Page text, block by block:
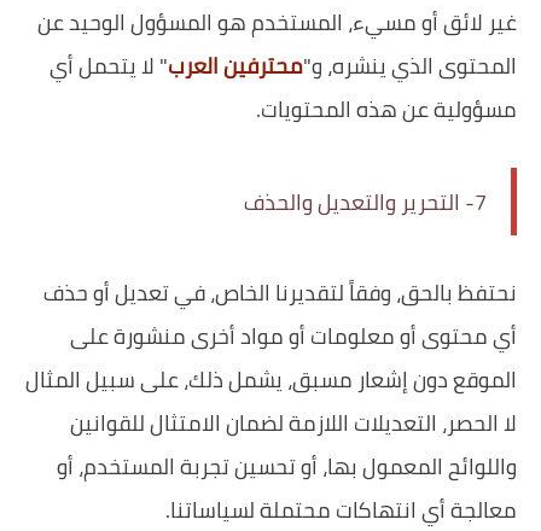
غير لائق أو مسيء، المستخدم هو المسؤول الوحيد عن
المحتوى الذي ينشره، و"محترفين العرب" لا يتحمل أي
مسؤولية عن هذه المحتويات.
7- التحرير والتعديل والحذف
نحتفظ بالحق، وفقاً لتقديرنا الخاص، في تعديل أو حذف
أي محتوى أو معلومات أو مواد أخرى منشورة على
الموقع دون إشعار مسبق، يشمل ذلك، على سبيل المثال
لا الحصر، التعديلات اللازمة لضمان الامتثال للقوانين
واللوائح المعمول بها، أو تحسين تجربة المستخدم، أو
معالجة أي انتهاكات محتملة لسياساتنا.